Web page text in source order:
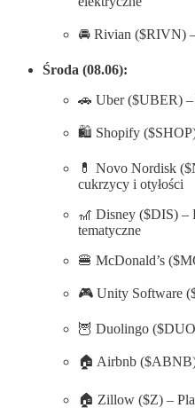
🚘 Rivian ($RIVN)
Środa (08.06):
🚗 Uber ($UBER) –
🛍️ Shopify ($SHOP)
💊 Novo Nordisk
cukrzycy i otyłości
🎢 Disney ($DIS) –
tematyczne
🍔 McDonald’s
🎮 Unity Software
🦉 Duolingo
🏠 Airbnb
🏠 Zillow ($Z) –